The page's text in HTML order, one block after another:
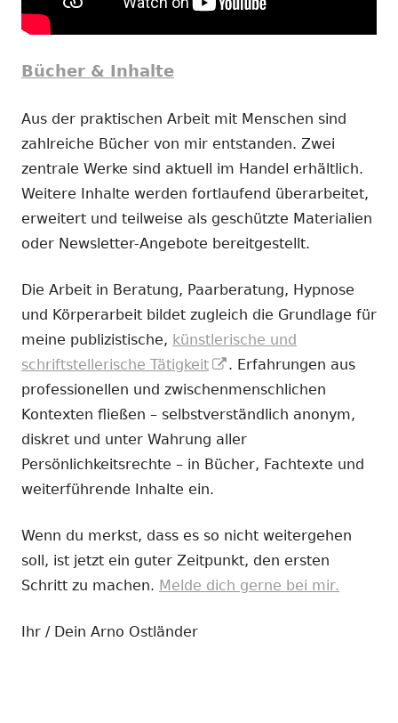
Bücher & Inhalte
Aus der praktischen Arbeit mit Menschen sind
zahlreiche Bücher von mir entstanden. Zwei
zentrale Werke sind aktuell im Handel erhältlich.
Weitere Inhalte werden fortlaufend überarbeitet,
erweitert und teilweise als geschützte Materialien
oder Newsletter-Angebote bereitgestellt.
Die Arbeit in Beratung, Paarberatung, Hypnose
und Körperarbeit bildet zugleich die Grundlage für
meine publizistische, künstlerische und
schriftstellerische Tätigkeit
In
neuem
Fenster
öffnen
. Erfahrungen aus
professionellen und zwischenmenschlichen
Kontexten fließen – selbstverständlich anonym,
diskret und unter Wahrung aller
Persönlichkeitsrechte – in Bücher, Fachtexte und
weiterführende Inhalte ein.
Wenn du merkst, dass es so nicht weitergehen
soll, ist jetzt ein guter Zeitpunkt, den ersten
Schritt zu machen. Melde dich gerne bei mir.
Ihr / Dein Arno Ostländer